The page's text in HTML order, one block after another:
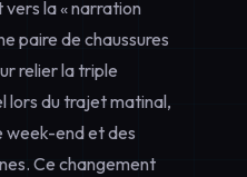
la « narration
paire de chaussures
relier la triple
lors du trajet matinal,
week-end et des
Ce changement